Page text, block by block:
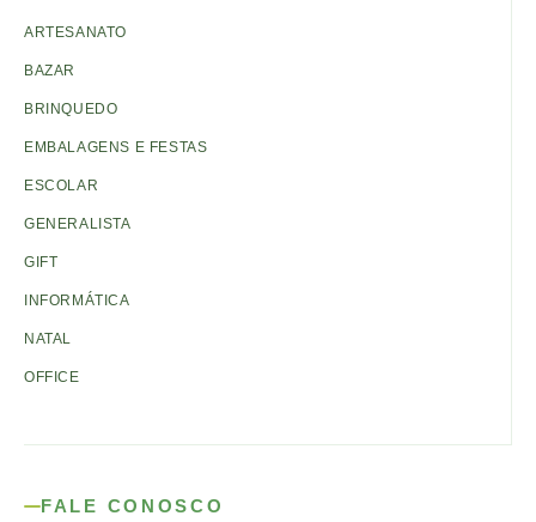
ARTESANATO
BAZAR
BRINQUEDO
EMBALAGENS E FESTAS
ESCOLAR
GENERALISTA
GIFT
INFORMÁTICA
NATAL
OFFICE
FALE CONOSCO